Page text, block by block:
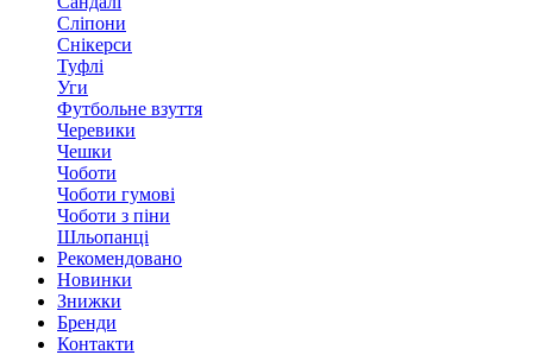
Сліпони
Снікерси
Туфлі
Уги
Футбольне взуття
Черевики
Чешки
Чоботи
Чоботи гумові
Чоботи з піни
Шльопанці
Рекомендовано
Новинки
Знижки
Бренди
Контакти